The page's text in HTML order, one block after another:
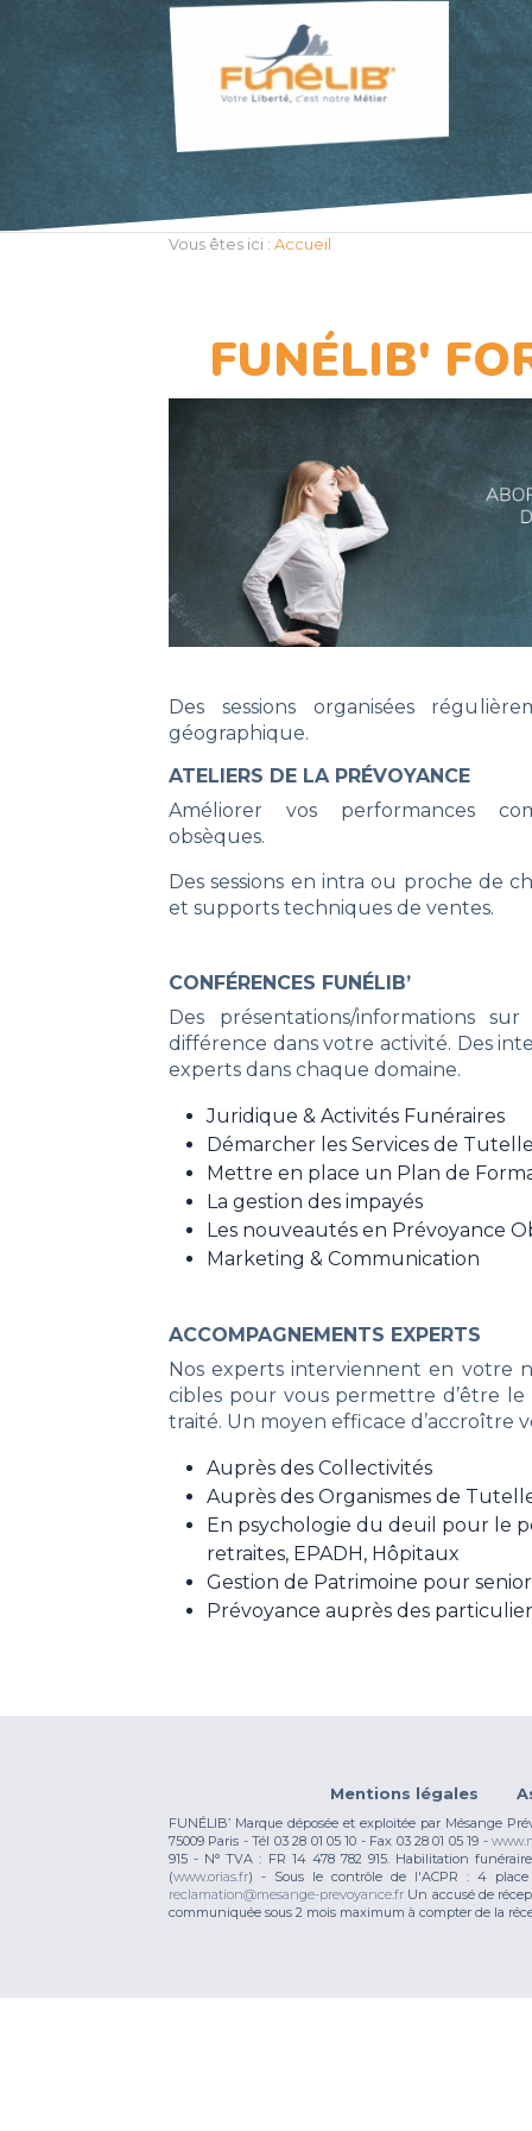
Vous êtes ici : Accueil
FUNÉLIB'
Des sessions organisées
géographique.
ATELIERS DE LA PRÉVOYANCE
Améliorer vos performances
obsèques.
Des sessions en intra ou proche de
et supports techniques de ventes.
CONFÉRENCES FUNÉLIB’
Des présentations/informations
différence dans votre activité. Des
experts dans chaque domaine.
Juridique & Activités Funéraires
Démarcher les Services de
Mettre en place un Plan de
La gestion des impayés
Les nouveautés en Prévoyance
Marketing & Communication
ACCOMPAGNEMENTS EXPERTS
Nos experts interviennent en votre
cibles pour vous permettre d’être
traité. Un moyen efficace d’accroître
Auprès des Collectivités
Auprès des Organismes de
En psychologie du deuil pour le
retraites, EPADH, Hôpitaux
Gestion de Patrimoine pour
Prévoyance auprès des
Mentions légales
FUNÉLIB’ Marque déposée et exploitée par Mésange
75009 Paris - Tél 03 28 01 05 10 - Fax 03 28 01 05 19 -
915 - N° TVA : FR 14 478 782 915. Habilitation
(www.orias.fr) - Sous le contrôle de l'ACPR : 4 place
reclamation@mesange-prevoyance.fr Un accusé de
communiquée sous 2 mois maximum à compter de la